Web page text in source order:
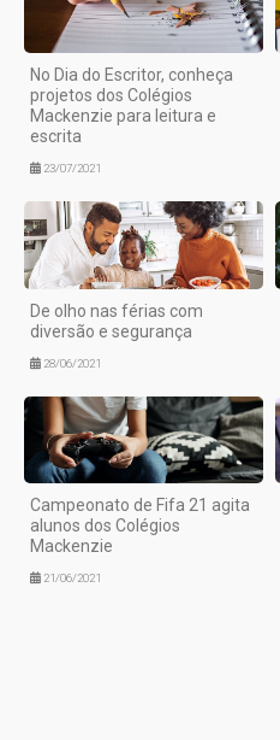
No Dia do Escritor, conheça
projetos dos Colégios
Mackenzie para leitura e
escrita
23/07/2021
De olho nas férias com
diversão e segurança
28/06/2021
Campeonato de Fifa 21 agita
alunos dos Colégios
Mackenzie
21/06/2021